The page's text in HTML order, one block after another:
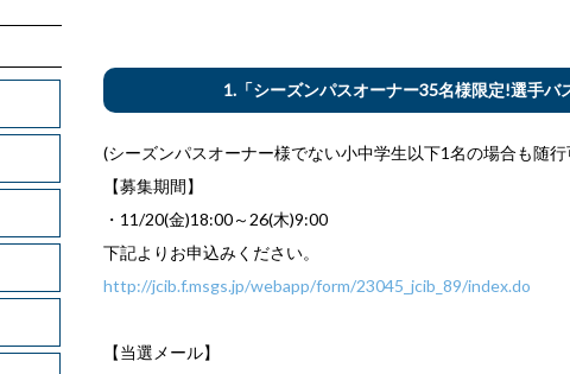
1.「シーズンパスオーナー35名様限定!選手バ
(シーズンパスオーナー様でない小中学生以下1名の場合も随行
【募集期間】
・11/20(金)18:00～26(木)9:00
下記よりお申込みください。
http://jcib.f.msgs.jp/webapp/form/23045_jcib_89/index.do
【当選メール】